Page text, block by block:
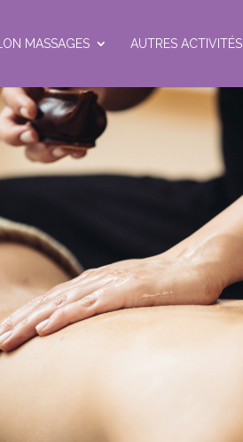
MASSAGES AUTRES ACTIVITÉS